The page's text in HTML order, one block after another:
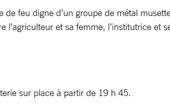
feu digne d’un groupe de métal
et sa femme, l’institutrice et
sur place à partir de 19 h 45.